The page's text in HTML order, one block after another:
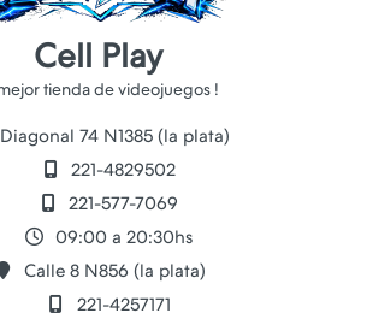
Cell Play
Diagonal 74 N1385 (la plata)
221-4829502
221-577-7069
09:00 a 20:30hs
Calle 8 N856 (la plata)
221-4257171